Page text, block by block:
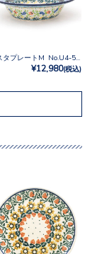
パスタプレートM No.U4-5098
¥12,980(税込)